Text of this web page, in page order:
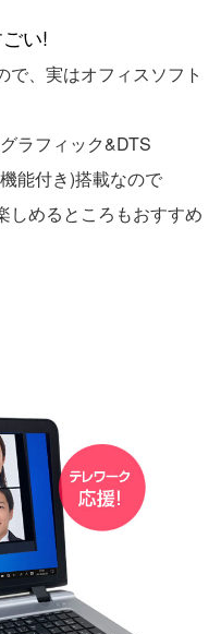
い!
、実はオフィスソフト
ラフィック&DTS
能付き)搭載なので
しめるところもおすすめ